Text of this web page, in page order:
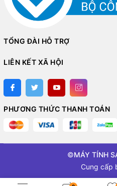
TỔNG ĐÀI HỖ TRỢ
LIÊN KẾT XÃ HỘI
PHƯƠNG THỨC THANH TOÁN
©MÁY TÍNH
Cung cấp